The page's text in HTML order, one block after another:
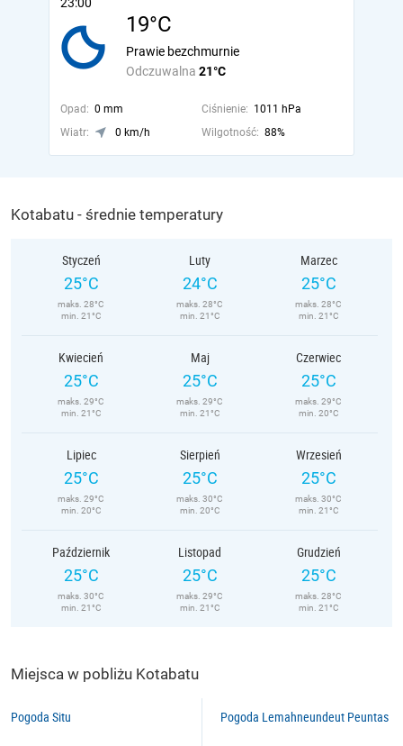
19°C
Odczuwalna 21°C
Prawie bezchmurnie
Opad: 0 mm Ciśnienie: 1011 hPa
Wiatr:
0 km/h Wilgotność: 88%
Kotabatu - średnie temperatury
Styczeń
25°C
maks. 28°C
min. 21°C
Luty
24°C
maks. 28°C
min. 21°C
Marzec
25°C
maks. 28°C
min. 21°C
Kwiecień
25°C
maks. 29°C
min. 21°C
Maj
25°C
maks. 29°C
min. 21°C
Czerwiec
25°C
maks. 29°C
min. 20°C
Lipiec
25°C
maks. 29°C
min. 20°C
Sierpień
25°C
maks. 30°C
min. 20°C
Wrzesień
25°C
maks. 30°C
min. 21°C
Październik
25°C
maks. 30°C
min. 21°C
Listopad
25°C
maks. 29°C
min. 21°C
Grudzień
25°C
maks. 28°C
min. 21°C
Miejsca w pobliżu Kotabatu
Pogoda Situ Pogoda Lemahneundeut Peuntas